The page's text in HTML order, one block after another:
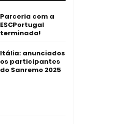
Parceria com a
ESCPortugal
terminada!
Itália: anunciados
os participantes
do Sanremo 2025